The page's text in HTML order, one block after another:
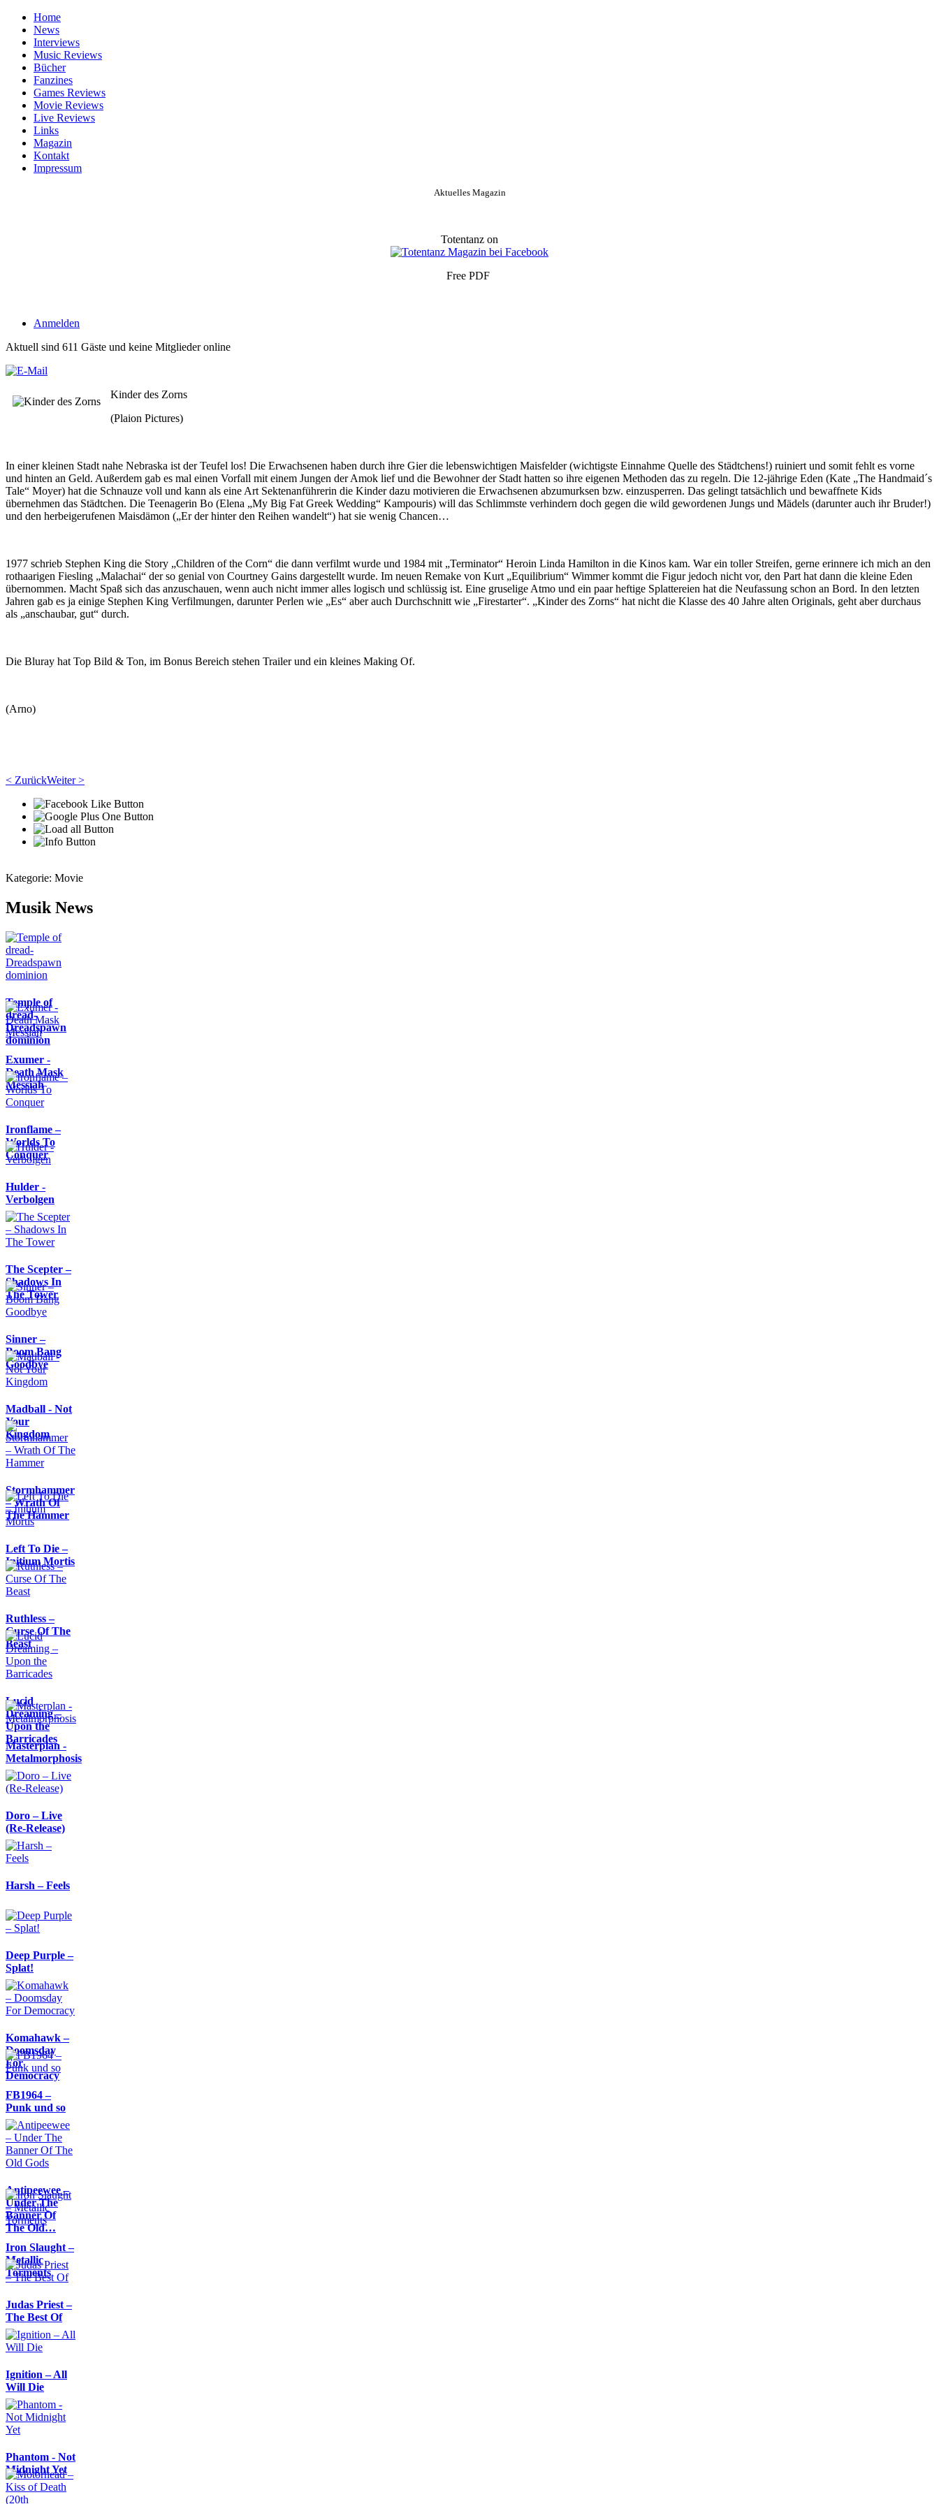
Home
News
Interviews
Music Reviews
Bücher
Fanzines
Games Reviews
Movie Reviews
Live Reviews
Links
Magazin
Kontakt
Impressum
Aktuelles Magazin
Totentanz on
Free PDF
Anmelden
Aktuell sind 611 Gäste und keine Mitglieder online
Kinder des Zorns
(Plaion Pictures)
In einer kleinen Stadt nahe Nebraska ist der Teufel los! Die Erwachsenen haben durch ihre Gier die lebenswichtigen Maisfelder (wichtigste Einnahme Quelle des Städtchens!) ruiniert und somit fehlt es vorne
und hinten an Geld. Außerdem gab es mal einen Vorfall mit einem Jungen der Amok lief und die Bewohner der Stadt hatten so ihre eigenen Methoden das zu regeln. Die 12-jährige Eden (Kate „The Handmaid´s
Tale“ Moyer) hat die Schnauze voll und kann als eine Art Sektenanführerin die Kinder dazu motivieren die Erwachsenen abzumurksen bzw. einzusperren. Das gelingt tatsächlich und bewaffnete Kids
übernehmen das Städtchen. Die Teenagerin Bo (Elena „My Big Fat Greek Wedding“ Kampouris) will das Schlimmste verhindern doch gegen die wild gewordenen Jungs und Mädels (darunter auch ihr Bruder!)
und den herbeigerufenen Maisdämon („Er der hinter den Reihen wandelt“) hat sie wenig Chancen…
1977 schrieb Stephen King die Story „Children of the Corn“ die dann verfilmt wurde und 1984 mit „Terminator“ Heroin Linda Hamilton in die Kinos kam. War ein toller Streifen, gerne erinnere ich mich an den
rothaarigen Fiesling „Malachai“ der so genial von Courtney Gains dargestellt wurde. Im neuen Remake von Kurt „Equilibrium“ Wimmer kommt die Figur jedoch nicht vor, den Part hat dann die kleine Eden
übernommen. Macht Spaß sich das anzuschauen, wenn auch nicht immer alles logisch und schlüssig ist. Eine gruselige Atmo und ein paar heftige Splattereien hat die Neufassung schon an Bord. In den letzten
Jahren gab es ja einige Stephen King Verfilmungen, darunter Perlen wie „Es“ aber auch Durchschnitt wie „Firestarter“. „Kinder des Zorns“ hat nicht die Klasse des 40 Jahre alten Originals, geht aber durchaus
als „anschaubar, gut“ durch.
Die Bluray hat Top Bild & Ton, im Bonus Bereich stehen Trailer und ein kleines Making Of.
(Arno)
< ZurückWeiter >
Kategorie: Movie
Musik News
Temple of
dread-
Dreadspawn
dominion
Exumer -
Death Mask
Messiah
Ironflame –
Worlds To
Conquer
Hulder -
Verbolgen
The Scepter –
Shadows In
The Tower
Sinner –
Boom Bang
Goodbye
Madball - Not
Your
Kingdom
Stormhammer
– Wrath Of
The Hammer
Left To Die –
Initium Mortis
Ruthless –
Curse Of The
Beast
Lucid
Dreaming –
Upon the
Barricades
Masterplan -
Metalmorphosis
Doro – Live
(Re-Release)
Harsh – Feels
Deep Purple –
Splat!
Komahawk –
Doomsday
For
Democracy
FB1964 –
Punk und so
Antipeewee –
Under The
Banner Of
The Old…
Iron Slaught –
Metallic
Torments
Judas Priest –
The Best Of
Ignition – All
Will Die
Phantom - Not
Midnight Yet